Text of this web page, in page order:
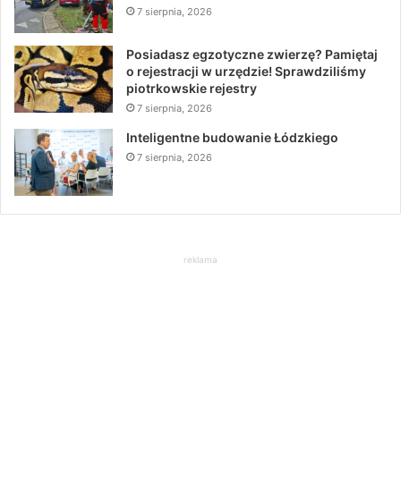
7 sierpnia, 2026
Posiadasz egzotyczne zwierzę? Pamiętaj
o rejestracji w urzędzie! Sprawdziliśmy
piotrkowskie rejestry
7 sierpnia, 2026
Inteligentne budowanie Łódzkiego
7 sierpnia, 2026
reklama